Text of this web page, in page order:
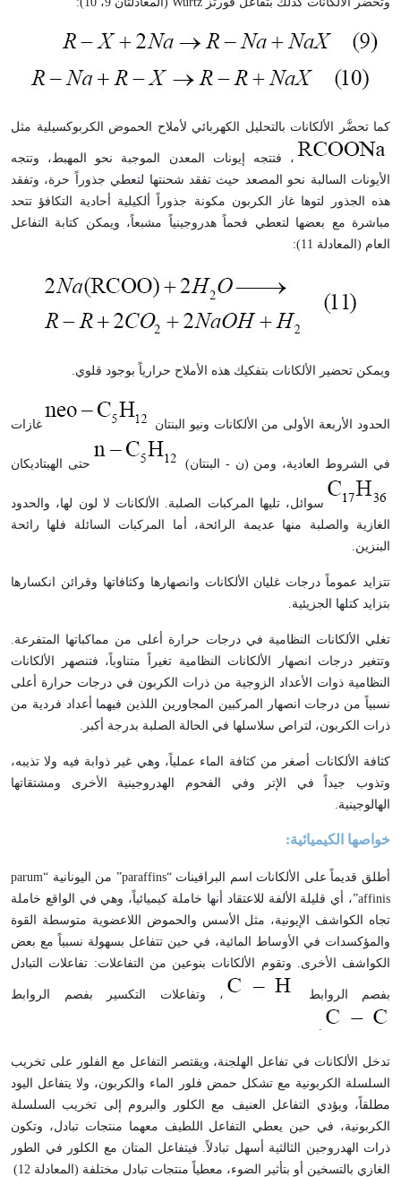
كما تحضَّر الألكانات بالتحليل الكهربائي لأملاح الحموض الكربوكسيلية مثل
، فتتجه إيونات المعدن الموجبة نحو المهبط، وتتجه
الأيونات السالبة نحو المصعد حيث تفقد شحنتها لتعطي جذوراً حرة، وتفقد
هذه الجذور لتوها غاز الكربون مكونة جذوراً ألكيلية أحادية التكافؤ تتحد
مباشرة مع بعضها لتعطي فحماً هدروجينياً مشبعاً، ويمكن كتابة التفاعل
العام (المعادلة 11):
ويمكن تحضير الألكانات بتفكيك هذه الأملاح حرارياً بوجود قلوي.
الحدود الأربعة الأولى من الألكانات ونيو البنتان غازات
في الشروط العادية، ومن (ن - البنتان) حتى الهبتاديكان
سوائل، تليها المركبات الصلبة. الألكانات لا لون لها، والحدود
الغازية والصلبة منها عديمة الرائحة، أما المركبات السائلة فلها رائحة
البنزين.
تتزايد عموماً درجات غليان الألكانات وانصهارها وكثافاتها وقرائن انكسارها
بتزايد كتلها الجزيئية.
تغلي الألكانات النظامية في درجات حرارة أعلى من مماكباتها المتفرعة.
وتتغير درجات انصهار الألكانات النظامية تغيراً متناوباً، فتنصهر الألكانات
النظامية ذوات الأعداد الزوجية من ذرات الكربون في درجات حرارة أعلى
نسبياً من درجات انصهار المركبين المجاورين اللذين فيهما أعداد فردية من
ذرات الكربون، لتراص سلاسلها في الحالة الصلبة بدرجة أكبر.
كثافة الألكانات أصغر من كثافة الماء عملياً، وهي غير ذوابة فيه ولا تذيبه،
وتذوب جيداً في الإتر وفي الفحوم الهدروجينية الأخرى ومشتقاتها
الهالوجينية.
خواصها الكيميائية:
أطلق قديماً على الألكانات اسم البرافينات “paraffins” من اليونانية “parum
affinis”، أي قليلة الألفة للاعتقاد أنها خاملة كيميائياً، وهي في الواقع خاملة
تجاه الكواشف الإيونية، مثل الأسس والحموض اللاعضوية متوسطة القوة
والمؤكسدات في الأوساط المائية، في حين تتفاعل بسهولة نسبياً مع بعض
الكواشف الأخرى. وتقوم الألكانات بنوعين من التفاعلات: تفاعلات التبادل
بفصم الروابط ، وتفاعلات التكسير بفصم الروابط
.
تدخل الألكانات في تفاعل الهلجنة، ويقتصر التفاعل مع الفلور على تخريب
السلسلة الكربونية مع تشكل حمض فلور الماء والكربون، ولا يتفاعل اليود
مطلقاً، ويؤدي التفاعل العنيف مع الكلور والبروم إلى تخريب السلسلة
الكربونية، في حين يعطي التفاعل اللطيف معهما منتجات تبادل، وتكون
ذرات الهدروجين الثالثية أسهل تبادلاً. فيتفاعل المتان مع الكلور في الطور
الغازي بالتسخين أو بتأثير الضوء، معطياً منتجات تبادل مختلفة (المعادلة 12)